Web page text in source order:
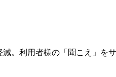
。利用者様の「聞こえ」を